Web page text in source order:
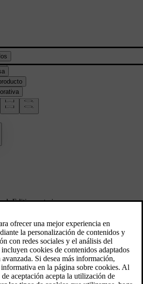
Edition exterior
Black Edition